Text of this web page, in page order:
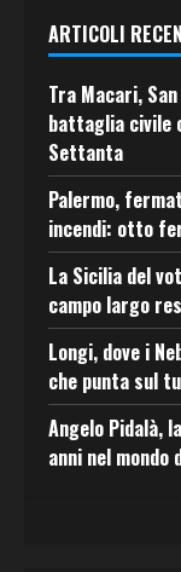
ARTICOLI
Tra Macari,
battaglia civile
Settanta
Palermo,
incendi: otto
La Sicilia del
campo largo
Longi, dove i
che punta sul
Angelo Pidalà,
anni nel